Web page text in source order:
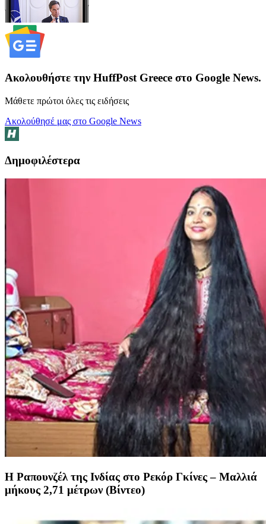
Ακολουθήστε την HuffPost Greece στο Google News.
Μάθετε πρώτοι όλες τις ειδήσεις
Ακολούθησέ μας στο Google News
Δημοφιλέστερα
Η Ραπουνζέλ της Ινδίας στο Ρεκόρ Γκίνες – Μαλλιά
μήκους 2,71 μέτρων (Βίντεο)